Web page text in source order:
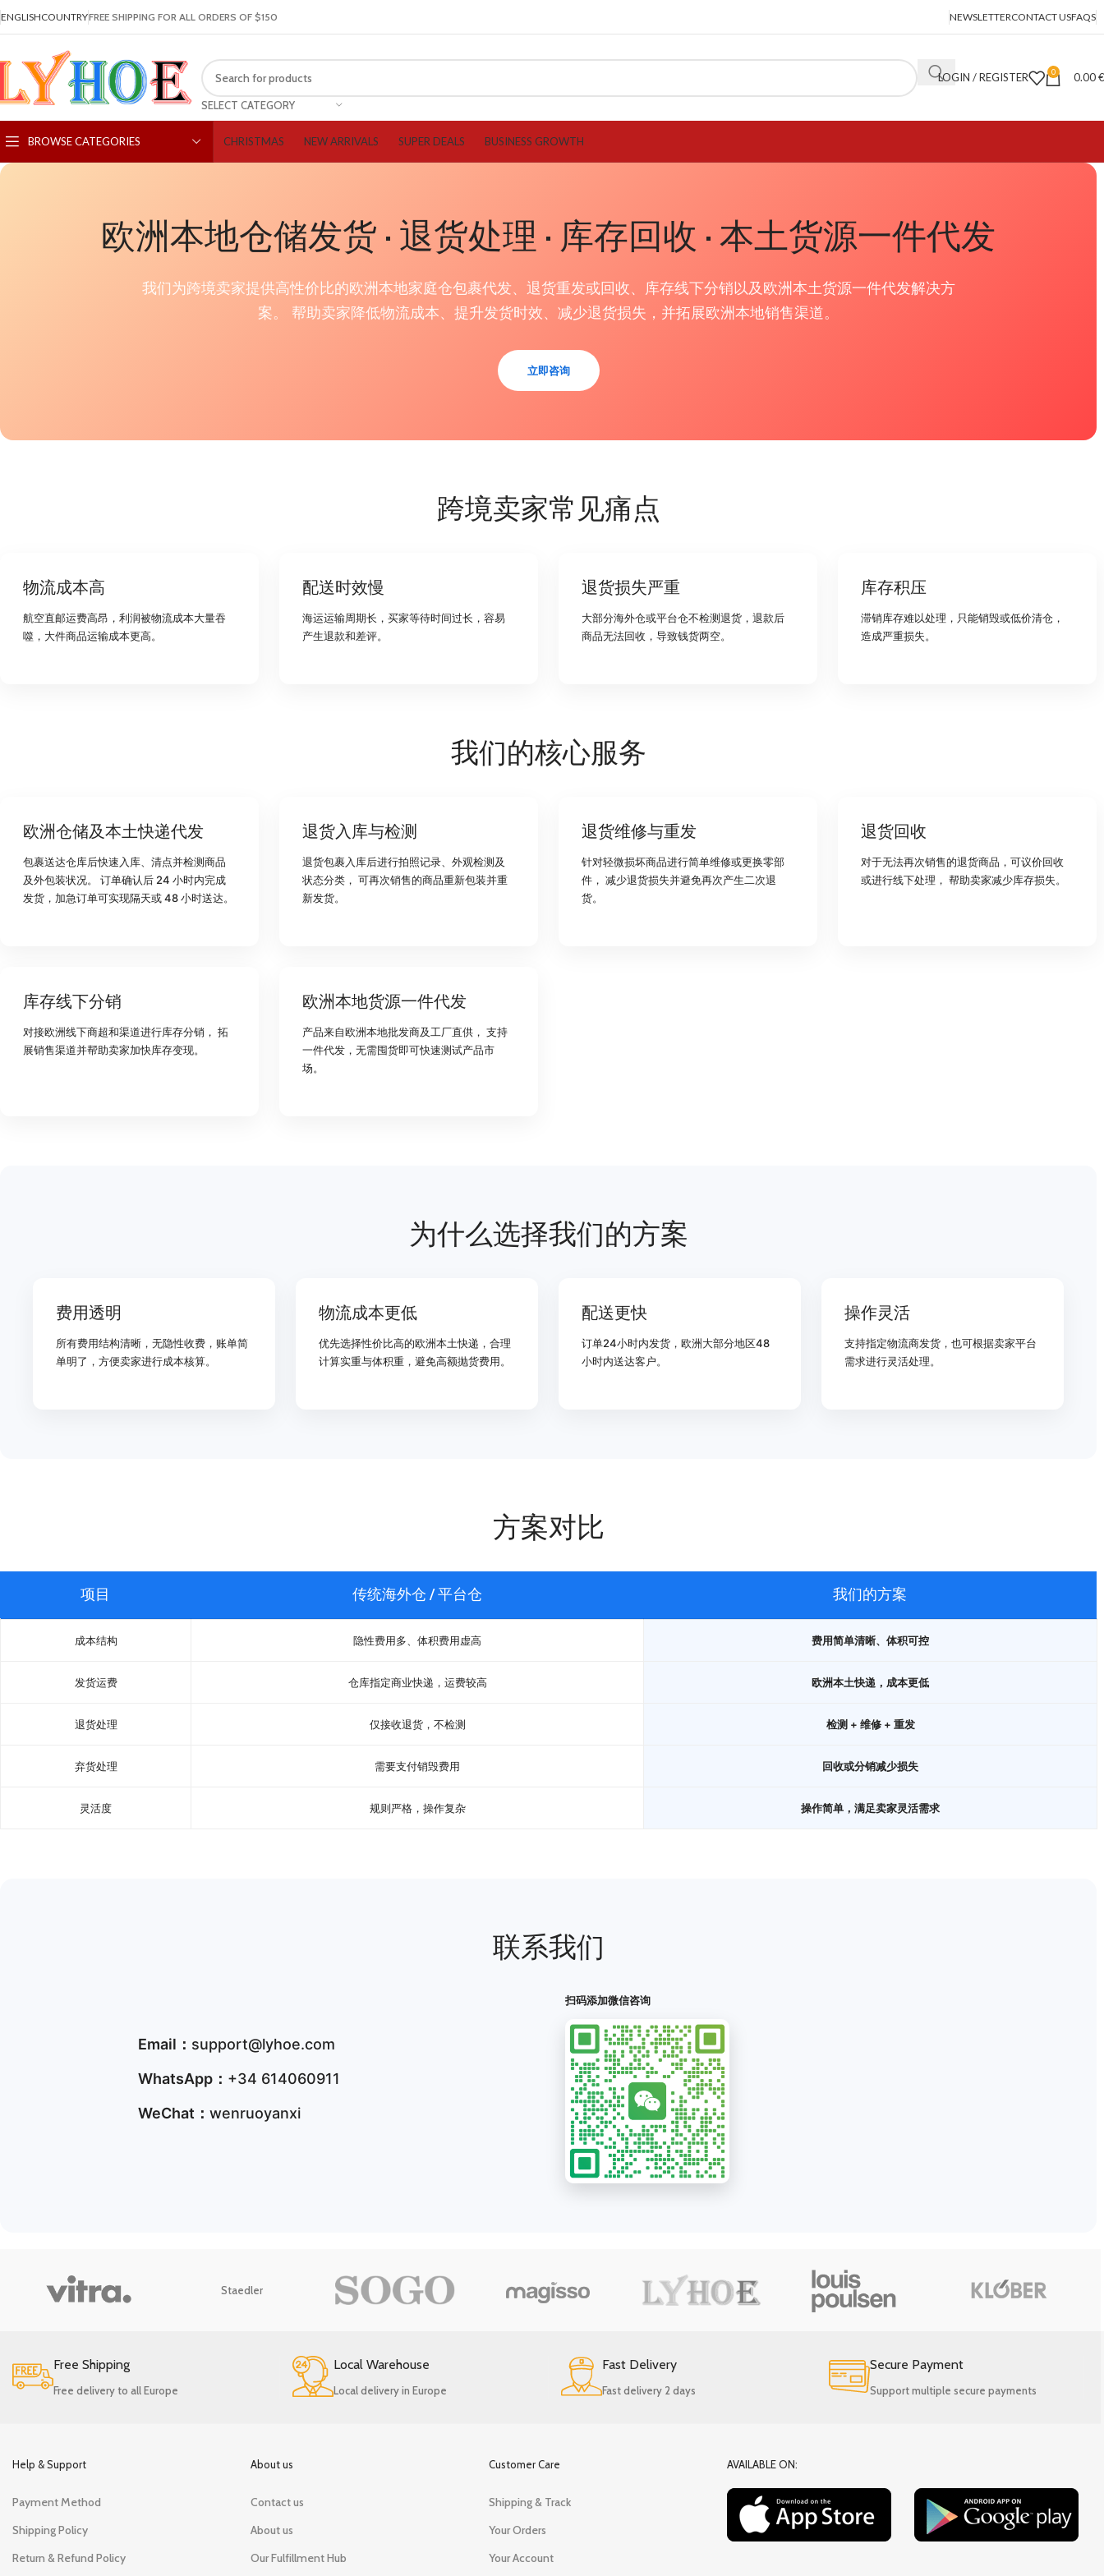
ENGLISHCOUNTRYFREE SHIPPING FOR ALL ORDERS OF $150 NEWSLETTERCONTACT USFAQS
SELECT CATEGORY
LOGIN / REGISTER 0 0.00€
BROWSE CATEGORIES CHRISTMAS NEW ARRIVALS SUPER DEALS BUSINESS GROWTH
欧洲本地仓储发货 · 退货处理 · 库存回收 · 本土货源一件代发
我们为跨境卖家提供高性价比的欧洲本地家庭仓包裹代发、退货重发或回收、库存线下分销以及欧洲本土货源一件代发解决方
案。 帮助卖家降低物流成本、提升发货时效、减少退货损失，并拓展欧洲本地销售渠道。
立即咨询
跨境卖家常见痛点
物流成本高
航空直邮运费高昂，利润被物流成本大量吞
噬，大件商品运输成本更高。
配送时效慢
海运运输周期长，买家等待时间过长，容易
产生退款和差评。
退货损失严重
大部分海外仓或平台仓不检测退货，退款后
商品无法回收，导致钱货两空。
库存积压
滞销库存难以处理，只能销毁或低价清仓，
造成严重损失。
我们的核心服务
欧洲仓储及本土快递代发
包裹送达仓库后快速入库、清点并检测商品
及外包装状况。 订单确认后 24 小时内完成
发货，加急订单可实现隔天或 48 小时送达。
退货入库与检测
退货包裹入库后进行拍照记录、外观检测及
状态分类， 可再次销售的商品重新包装并重
新发货。
退货维修与重发
针对轻微损坏商品进行简单维修或更换零部
件， 减少退货损失并避免再次产生二次退
货。
退货回收
对于无法再次销售的退货商品，可议价回收
或进行线下处理， 帮助卖家减少库存损失。
库存线下分销
对接欧洲线下商超和渠道进行库存分销， 拓
展销售渠道并帮助卖家加快库存变现。
欧洲本地货源一件代发
产品来自欧洲本地批发商及工厂直供， 支持
一件代发，无需囤货即可快速测试产品市
场。
为什么选择我们的方案
费用透明
所有费用结构清晰，无隐性收费，账单简
单明了，方便卖家进行成本核算。
物流成本更低
优先选择性价比高的欧洲本土快递，合理
计算实重与体积重，避免高额抛货费用。
配送更快
订单24小时内发货，欧洲大部分地区48
小时内送达客户。
操作灵活
支持指定物流商发货，也可根据卖家平台
需求进行灵活处理。
方案对比
项目 传统海外仓 / 平台仓 我们的方案
成本结构 隐性费用多、体积费用虚高 费用简单清晰、体积可控
发货运费 仓库指定商业快递，运费较高 欧洲本土快递，成本更低
退货处理 仅接收退货，不检测 检测 + 维修 + 重发
弃货处理 需要支付销毁费用 回收或分销减少损失
灵活度 规则严格，操作复杂 操作简单，满足卖家灵活需求
联系我们
Email： support@lyhoe.com
WhatsApp： +34 614060911
WeChat： wenruoyanxi
扫码添加微信咨询
Staedler
Free Shipping
Free delivery to all Europe
Local Warehouse
Local delivery in Europe
Fast Delivery
Fast delivery 2 days
Secure Payment
Support multiple secure payments
Help & Support
Payment Method
Shipping Policy
Return & Refund Policy
About us
Contact us
About us
Our Fulfillment Hub
Customer Care
Shipping & Track
Your Orders
Your Account
AVAILABLE ON: